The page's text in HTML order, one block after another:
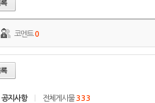
코멘트0
공지사항 전체게시물333